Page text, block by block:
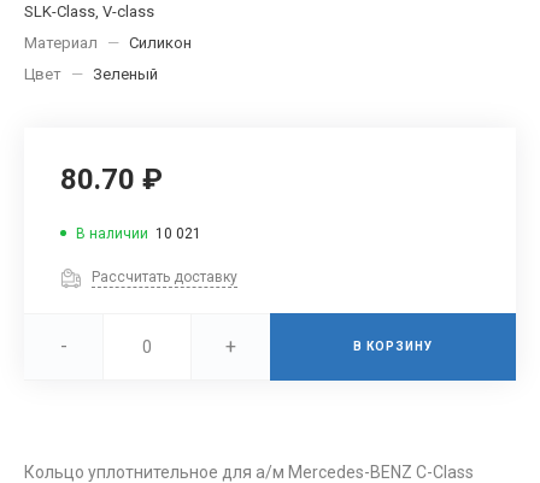
SLK-Class, V-class
Материал
— Силикон
Цвет — Зеленый
80.70 ₽
В наличии 10 021
Рассчитать доставку
- + В КОРЗИНУ
Кольцо уплотнительное для а/м Mercedes-BENZ C-Class